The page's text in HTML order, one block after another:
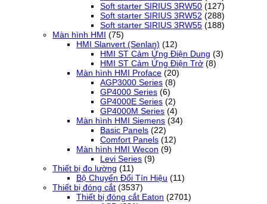
Soft starter SIRIUS 3RW50 (127)
Soft starter SIRIUS 3RW52 (288)
Soft starter SIRIUS 3RW55 (188)
Màn hình HMI (75)
HMI Slanvert (Senlan) (12)
HMI ST Cảm Ứng Điện Dung (3)
HMI ST Cảm Ứng Điện Trở (8)
Màn hình HMI Proface (20)
AGP3000 Series (8)
GP4000 Series (6)
GP4000E Series (2)
GP4000M Series (4)
Màn hình HMI Siemens (34)
Basic Panels (22)
Comfort Panels (12)
Màn hình HMI Wecon (9)
Levi Series (9)
Thiết bị đo lường (11)
Bộ Chuyển Đổi Tín Hiệu (11)
Thiết bị đóng cắt (3537)
Thiết bị đóng cắt Eaton (2701)